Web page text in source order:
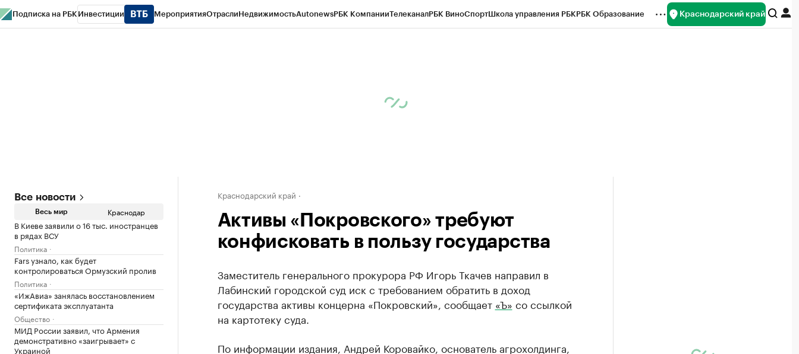
Подписка на РБК Инвестиции МероприятияОтраслиНедвижимостьAutonewsРБК КомпанииТелеканалРБК ВиноСпортШкола управления РБКРБК Образование Краснодарский край
Все новости
Весь мир Краснодар
В Киеве заявили о 16 тыс. иностранцев
в рядах ВСУ
Политика
Fars узнало, как будет
контролироваться Ормузский пролив
Политика
«ИжАвиа» занялась восстановлением
сертификата эксплуатанта
Общество
МИД России заявил, что Армения
демонстративно «заигрывает» с
Украиной
Краснодарский край
Активы «Покровского» требуют
конфисковать в пользу государства
Заместитель генерального прокурора РФ Игорь Ткачев направил в
Лабинский городской суд иск с требованием обратить в доход
государства активы концерна «Покровский», сообщает «Ъ» со ссылкой
на картотеку суда.
По информации издания, Андрей Коровайко, основатель агрохолдинга,